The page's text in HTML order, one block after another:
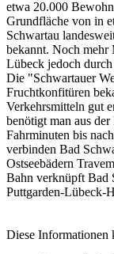
etwa 20.000
Grundfläche von in
Schwartau
bekannt. Noch mehr
Lübeck jedoch
Die "Schwartauer
Fruchtkonfitüren
Verkehrsmitteln gut
benötigt man aus
Fahrminuten bis
verbinden Bad
Ostseebädern
Bahn verknüpft Bad
Puttgarden-Lübeck-
Diese Informationen